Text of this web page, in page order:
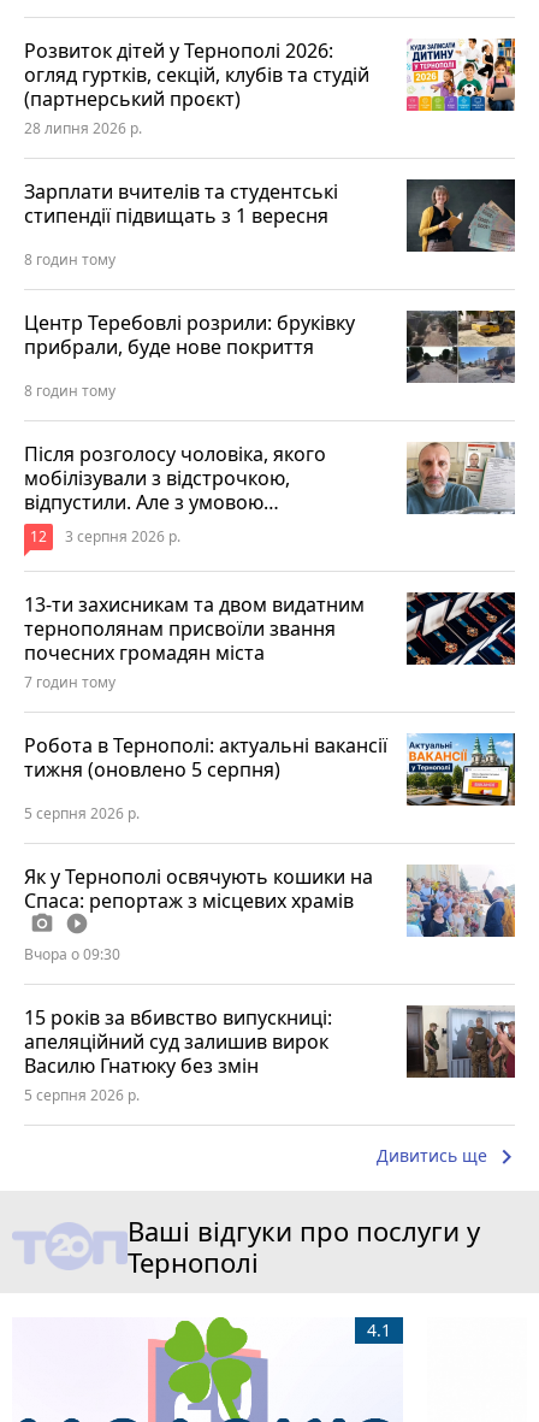
Розвиток дітей у Тернополі 2026:
огляд гуртків, секцій, клубів та студій
(партнерський проєкт)
28 липня 2026 р.
Зарплати вчителів та студентські
стипендії підвищать з 1 вересня
8 годин тому
Центр Теребовлі розрили: бруківку
прибрали, буде нове покриття
8 годин тому
Після розголосу чоловіка, якого
мобілізували з відстрочкою,
відпустили. Але з умовою…
12 3 серпня 2026 р.
13-ти захисникам та двом видатним
тернополянам присвоїли звання
почесних громадян міста
7 годин тому
Робота в Тернополі: актуальні вакансії
тижня (оновлено 5 серпня)
5 серпня 2026 р.
Як у Тернополі освячують кошики на
Спаса: репортаж з місцевих храмів
photo_camera play_circle_filled
Вчора о 09:30
15 років за вбивство випускниці:
апеляційний суд залишив вирок
Василю Гнатюку без змін
5 серпня 2026 р.
Дивитись ще keyboard_arrow_right
Ваші відгуки про послуги у
Тернополі
4.1